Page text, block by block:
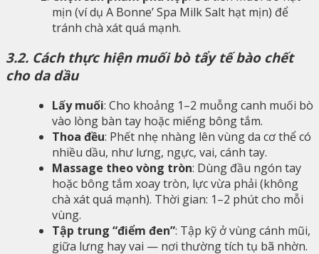
mịn (ví dụ A Bonne’ Spa Milk Salt hạt mịn) để
tránh chà xát quá mạnh.
3.2. Cách thực hiện muối bò tẩy tế bào chết
cho da dầu
Lấy muối: Cho khoảng 1–2 muỗng canh muối bò
vào lòng bàn tay hoặc miếng bông tắm.
Thoa đều: Phết nhẹ nhàng lên vùng da cơ thể có
nhiều dầu, như lưng, ngực, vai, cánh tay.
Massage theo vòng tròn: Dùng đầu ngón tay
hoặc bông tắm xoay tròn, lực vừa phải (không
chà xát quá mạnh). Thời gian: 1–2 phút cho mỗi
vùng.
Tập trung “điểm đen”: Tập kỹ ở vùng cánh mũi,
giữa lưng hay vai — nơi thường tích tụ bã nhờn.